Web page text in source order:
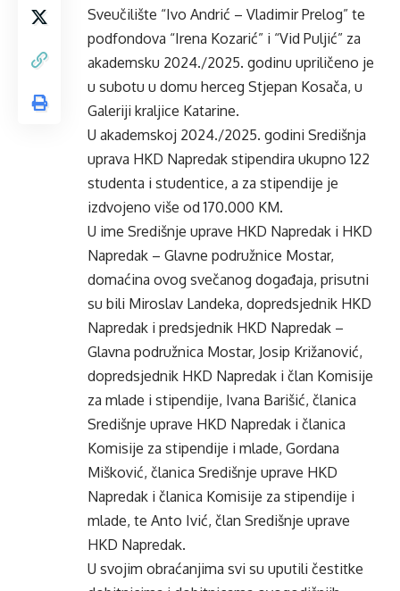
Sveučilište “Ivo Andrić – Vladimir Prelog” te
podfondova “Irena Kozarić” i “Vid Puljić” za
akademsku 2024./2025. godinu upriličeno je
u subotu u domu herceg Stjepan Kosača, u
Galeriji kraljice Katarine.
U akademskoj 2024./2025. godini Središnja
uprava HKD Napredak stipendira ukupno 122
studenta i studentice, a za stipendije je
izdvojeno više od 170.000 KM.
U ime Središnje uprave HKD Napredak i HKD
Napredak – Glavne podružnice Mostar,
domaćina ovog svečanog događaja, prisutni
su bili Miroslav Landeka, dopredsjednik HKD
Napredak i predsjednik HKD Napredak –
Glavna podružnica Mostar, Josip Križanović,
dopredsjednik HKD Napredak i član Komisije
za mlade i stipendije, Ivana Barišić, članica
Središnje uprave HKD Napredak i članica
Komisije za stipendije i mlade, Gordana
Mišković, članica Središnje uprave HKD
Napredak i članica Komisije za stipendije i
mlade, te Anto Ivić, član Središnje uprave
HKD Napredak.
U svojim obraćanjima svi su uputili čestitke